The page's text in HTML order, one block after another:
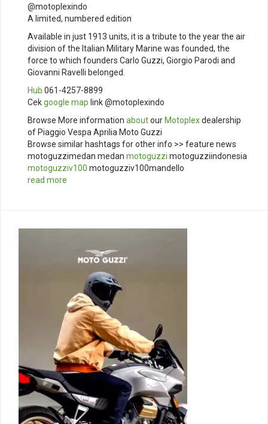
@motoplexindo
A limited, numbered edition
Available in just 1913 units, it is a tribute to the year the air
division of the Italian Military Marine was founded, the
force to which founders Carlo Guzzi, Giorgio Parodi and
Giovanni Ravelli belonged.
Hub 061-4257-8899
Cekgoogle map link @motoplexindo
Browse More information aboutour Motoplexdealership
of Piaggio Vespa Aprilia Moto Guzzi
Browse similar hashtags for other info >> feature news
motoguzzimedan medan motoguzzi motoguzziindonesia
motoguzziv100 motoguzziv100mandello
read more